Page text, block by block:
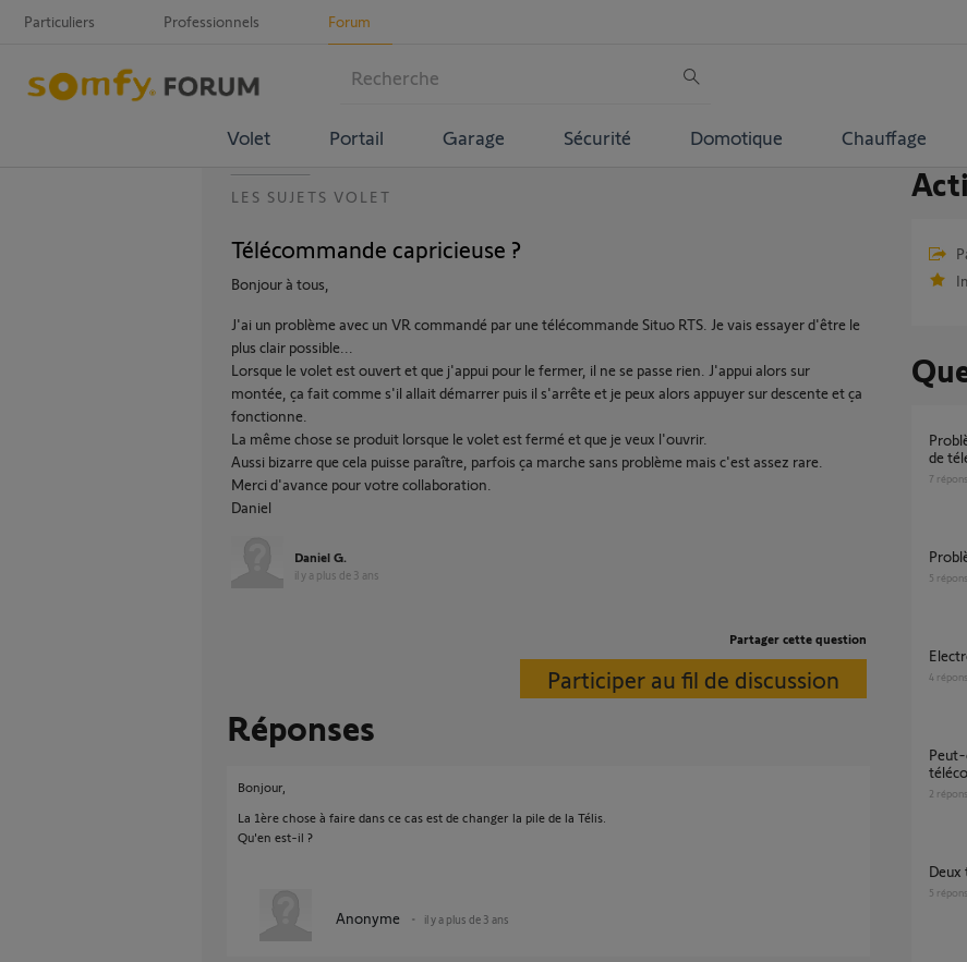
Particuliers Professionnels Forum
Volet Portail Garage Sécurité Domotique Chauffage
LES SUJETS VOLET
Télécommande capricieuse ?
Bonjour à tous,
J'ai un problème avec un VR commandé par une télécommande Situo RTS. Je vais essayer d'être le
plus clair possible...
Lorsque le volet est ouvert et que j'appui pour le fermer, il ne se passe rien. J'appui alors sur
montée, ça fait comme s'il allait démarrer puis il s'arrête et je peux alors appuyer sur descente et ça
fonctionne.
La même chose se produit lorsque le volet est fermé et que je veux l'ouvrir.
Aussi bizarre que cela puisse paraître, parfois ça marche sans problème mais c'est assez rare.
Merci d'avance pour votre collaboration.
Daniel
Daniel G.
il y a plus de 3 ans
Partager cette question
Participer au fil de discussion
Réponses
Bonjour,
La 1ère chose à faire dans ce cas est de changer la pile de la Télis.
Qu'en est-il ?
Anonyme il y a plus de 3 ans
Problème volet roulant suite à changement
de
7
5
4
Peut-on remplacer un bouton de
2
5